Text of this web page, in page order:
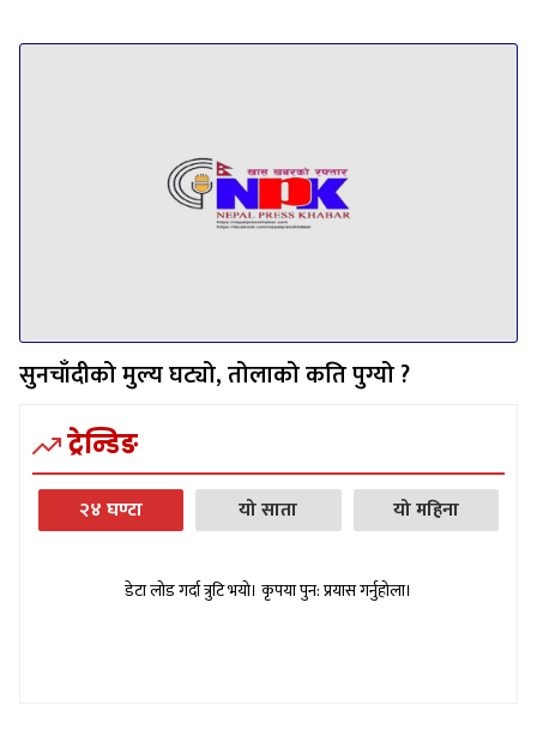
सुनचाँदीको मुल्य घट्यो, तोलाको कति पुग्यो ?
ट्रेन्डिङ
२४ घण्टा यो साता यो महिना
डेटा लोड गर्दा त्रुटि भयो। कृपया पुन: प्रयास गर्नुहोला।